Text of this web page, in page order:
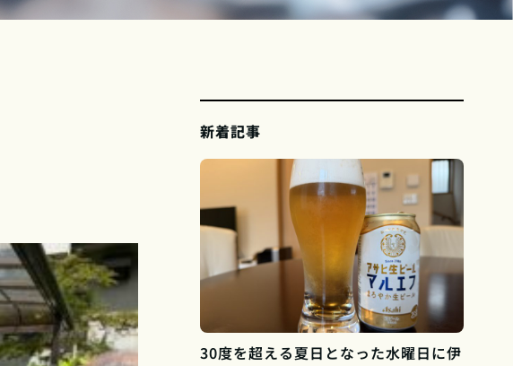
新着記事
30度を超える夏日となった水曜日に伊